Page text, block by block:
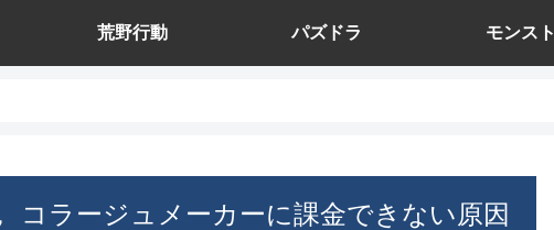
荒野行動 パズドラ モンスト
コラージュメーカーに課金できない原因